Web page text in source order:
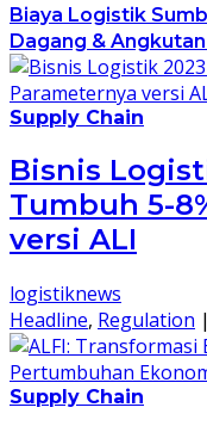
Biaya Logistik
Dagang &
Supply Chain
Bisnis
Tumbuh 5-
versi ALI
logistiknews
Headline, Regulation |
Supply Chain